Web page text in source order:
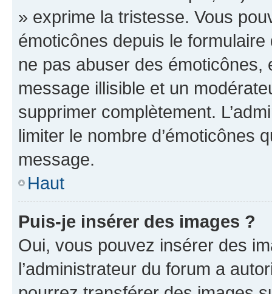
» exprime la tristesse. Vous
émoticônes depuis le
ne pas abuser des
message illisible et un
supprimer complètement.
limiter le nombre d’émoticônes
message.
Haut
Puis-je insérer des images ?
Oui, vous pouvez insérer des
l’administrateur du forum a